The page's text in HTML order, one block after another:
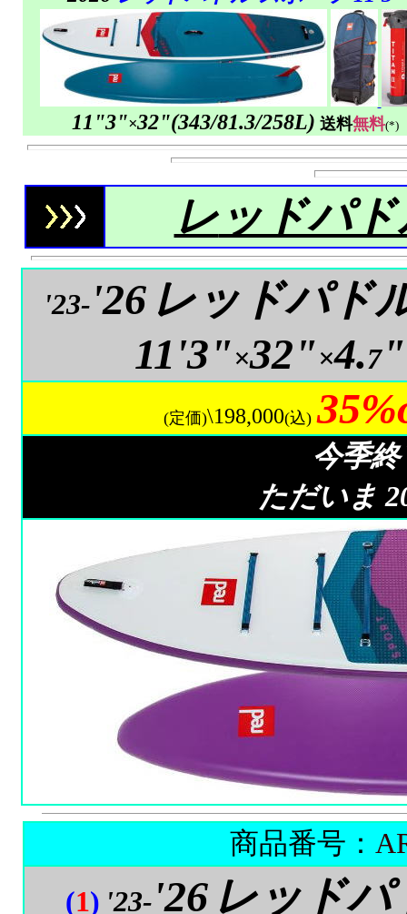
11"3"×32"(343/81.3/258L) 送料無料(*)
レッドパド
'23-'26 レッドパド
11'3"×32"×4.7"
(定価)\198,000(込)
今季
ただいま
商品番号：
(1) '23-'26 レッド